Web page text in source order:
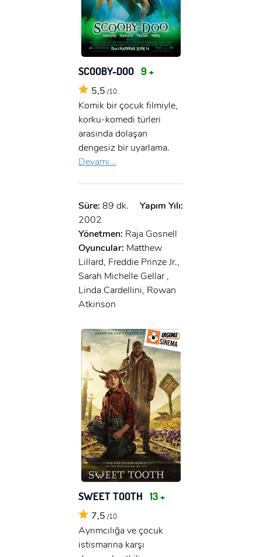
SCOOBY-DOO 9 +
5,5 /10
Komik bir çocuk filmiyle,
korku-komedi türleri
arasında dolaşan
dengesiz bir uyarlama.
Devamı...
Süre: 89 dk.
Yapım Yılı:
2002
Yönetmen: Raja Gosnell
Oyuncular: Matthew
Lillard, Freddie Prinze Jr.,
Sarah Michelle Gellar ,
Linda Cardellini, Rowan
Atkinson
SWEET TOOTH 13 +
7,5 /10
Ayrımcılığa ve çocuk
istismarına karşı